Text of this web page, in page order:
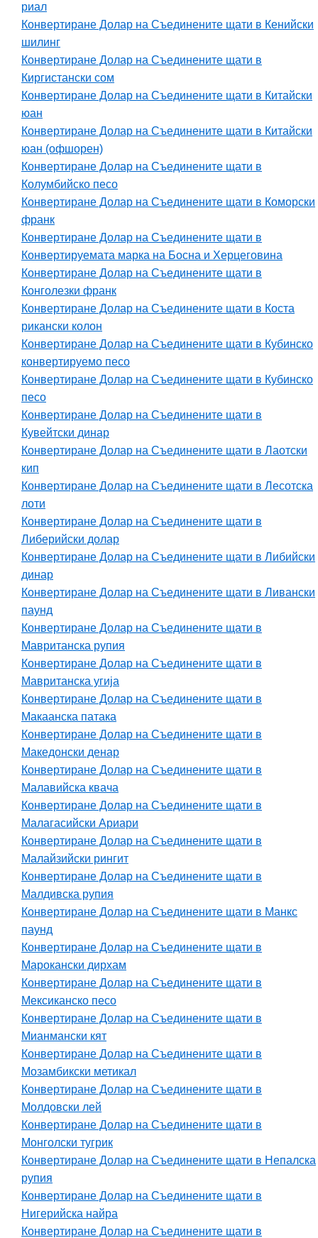
риал
Конвертиране Долар на Съединените щати в Кенийски
шилинг
Конвертиране Долар на Съединените щати в
Киргистански сом
Конвертиране Долар на Съединените щати в Китайски
юан
Конвертиране Долар на Съединените щати в Китайски
юан (офшорен)
Конвертиране Долар на Съединените щати в
Колумбийско песо
Конвертиране Долар на Съединените щати в Коморски
франк
Конвертиране Долар на Съединените щати в
Конвертируемата марка на Босна и Херцеговина
Конвертиране Долар на Съединените щати в
Конголезки франк
Конвертиране Долар на Съединените щати в Коста
рикански колон
Конвертиране Долар на Съединените щати в Кубинско
конвертируемо песо
Конвертиране Долар на Съединените щати в Кубинско
песо
Конвертиране Долар на Съединените щати в
Кувейтски динар
Конвертиране Долар на Съединените щати в Лаотски
кип
Конвертиране Долар на Съединените щати в Лесотска
лоти
Конвертиране Долар на Съединените щати в
Либерийски долар
Конвертиране Долар на Съединените щати в Либийски
динар
Конвертиране Долар на Съединените щати в Ливански
паунд
Конвертиране Долар на Съединените щати в
Мавританска рупия
Конвертиране Долар на Съединените щати в
Мавританска угија
Конвертиране Долар на Съединените щати в
Макаанска патакa
Конвертиране Долар на Съединените щати в
Македонски денар
Конвертиране Долар на Съединените щати в
Малавийска квача
Конвертиране Долар на Съединените щати в
Малагасийски Ариари
Конвертиране Долар на Съединените щати в
Малайзийски рингит
Конвертиране Долар на Съединените щати в
Малдивска рупия
Конвертиране Долар на Съединените щати в Манкс
паунд
Конвертиране Долар на Съединените щати в
Марокански дирхам
Конвертиране Долар на Съединените щати в
Мексиканско песо
Конвертиране Долар на Съединените щати в
Мианмански кят
Конвертиране Долар на Съединените щати в
Мозамбикски метикал
Конвертиране Долар на Съединените щати в
Молдовски лей
Конвертиране Долар на Съединените щати в
Монголски тугрик
Конвертиране Долар на Съединените щати в Непалска
рупия
Конвертиране Долар на Съединените щати в
Нигерийска найра
Конвертиране Долар на Съединените щати в